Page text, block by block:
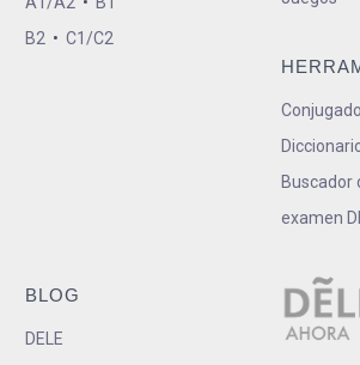
B2 • C1/C2
Buscador
examen
BLOG
DELE